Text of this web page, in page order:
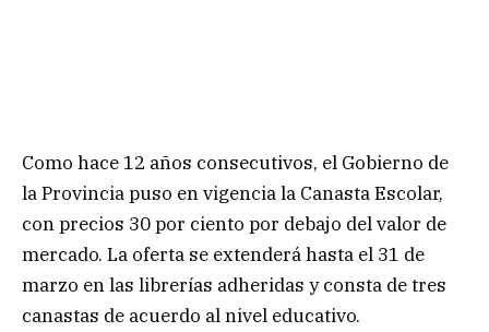
Como hace 12 años consecutivos, el Gobierno de
la Provincia puso en vigencia la Canasta Escolar,
con precios 30 por ciento por debajo del valor de
mercado. La oferta se extenderá hasta el 31 de
marzo en las librerías adheridas y consta de tres
canastas de acuerdo al nivel educativo.